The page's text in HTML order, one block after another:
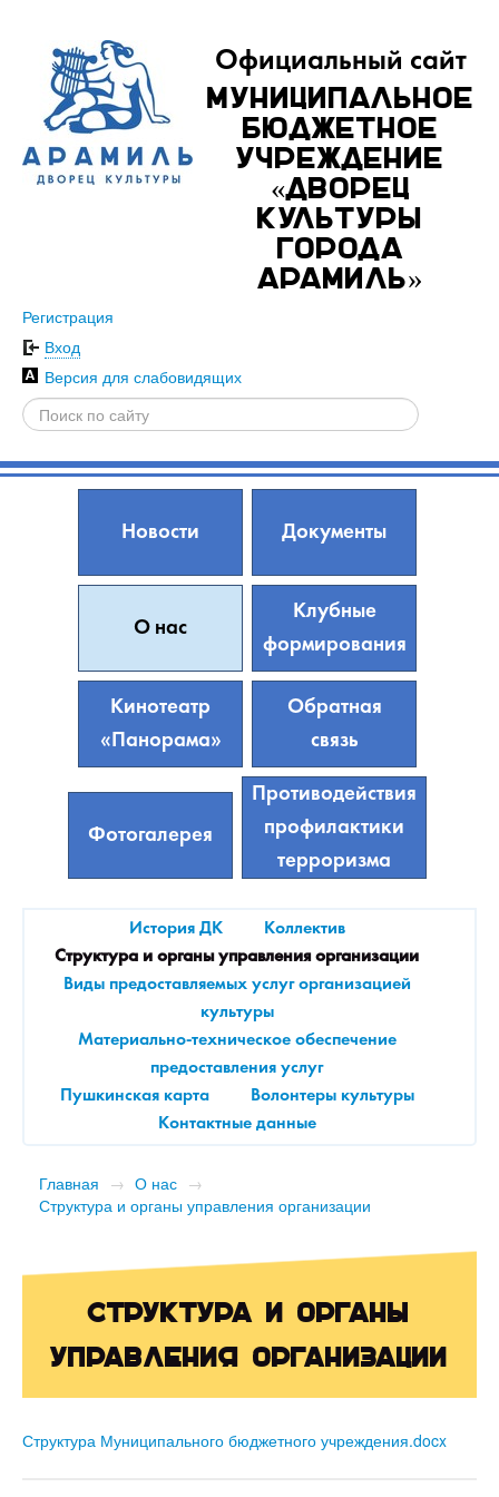
Официальный сайт
Муниципальное
бюджетное
учреждение
«Дворец
культуры
города
Арамиль»
Регистрация
Вход
Версия для слабовидящих
Новости Документы
О нас
Клубные
формирования
Кинотеатр
«Панорама»
Обратная
связь
Фотогалерея
Противодействия
профилактики
терроризма
История ДК
Коллектив
Структура и органы управления организации
Виды предоставляемых услуг организацией
культуры
Материально-техническое обеспечение
предоставления услуг
Пушкинская карта
Волонтеры культуры
Контактные данные
Главная → О нас →
Структура и органы управления организации
Структура и органы
управления организации
Структура Муниципального бюджетного учреждения.docx